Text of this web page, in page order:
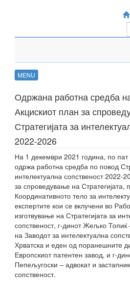
MENU
Одржана работна средба
Акцискиот план за
Стратегијата за
2022-2026
На 1 декември 2021 година, по пат
одржа работна средба по повод
интелектуална сопственост 2022-
за спроведување на Стратегијата,
Координативното тело за
експертите кои се вклучени во
изготвување на Стратегијата за
сопственост, г-динот Жељко
на Заводот за интелектуална
Хрватска и еден од поранешните
Европскиот патентен завод, и г-
Пепељугоски – адвокат и
сопственост.